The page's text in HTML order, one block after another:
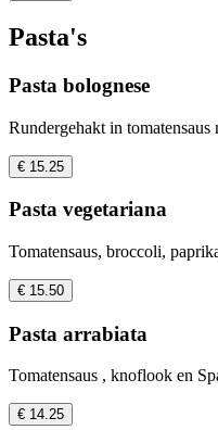
Pasta's
Pasta bolognese
Rundergehakt in tomatensaus
€ 15.25
Pasta vegetariana
Tomatensaus, broccoli,
€ 15.50
Pasta arrabiata
Tomatensaus , knoflook en
€ 14.25